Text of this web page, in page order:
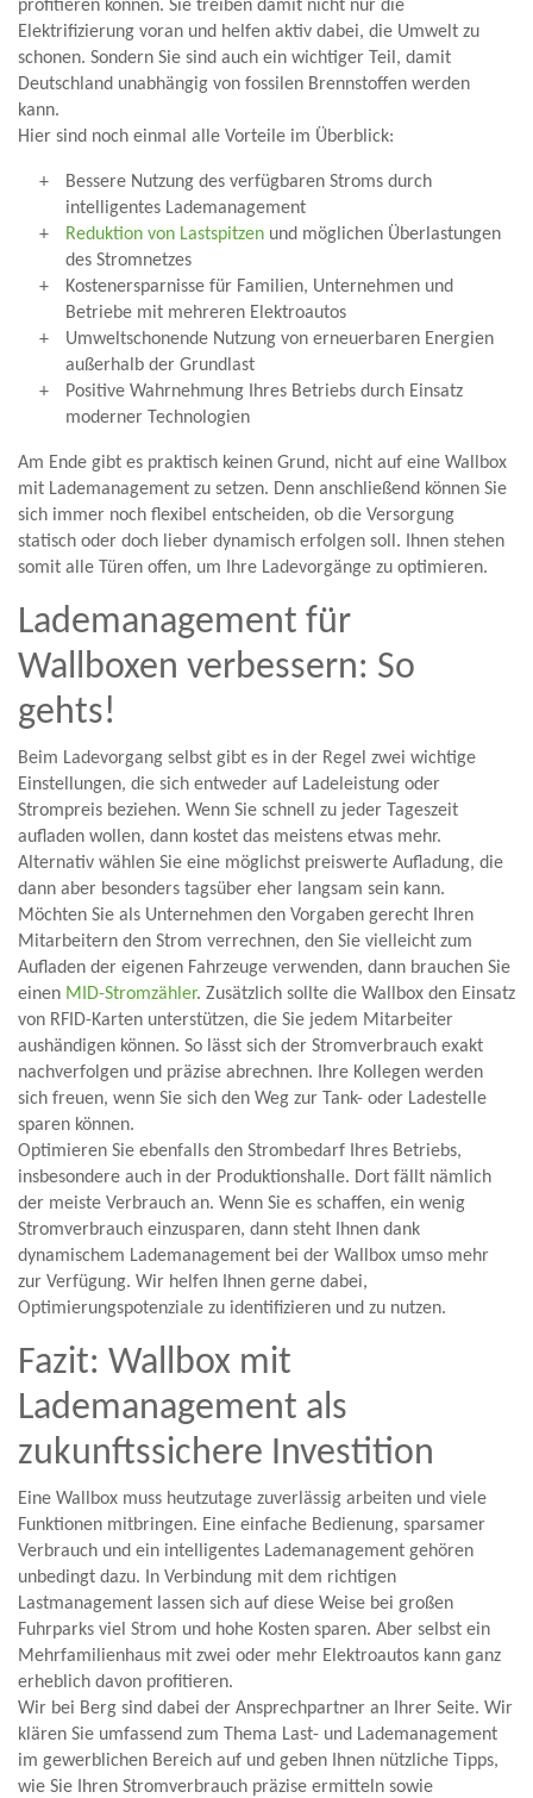
profitieren können. Sie treiben damit nicht nur die
Elektrifizierung voran und helfen aktiv dabei, die Umwelt zu
schonen. Sondern Sie sind auch ein wichtiger Teil, damit
Deutschland unabhängig von fossilen Brennstoffen werden
kann.
Hier sind noch einmal alle Vorteile im Überblick:
Bessere Nutzung des verfügbaren Stroms durch
intelligentes Lademanagement
Reduktion von Lastspitzen und möglichen Überlastungen
des Stromnetzes
Kostenersparnisse für Familien, Unternehmen und
Betriebe mit mehreren Elektroautos
Umweltschonende Nutzung von erneuerbaren Energien
außerhalb der Grundlast
Positive Wahrnehmung Ihres Betriebs durch Einsatz
moderner Technologien
Am Ende gibt es praktisch keinen Grund, nicht auf eine Wallbox
mit Lademanagement zu setzen. Denn anschließend können Sie
sich immer noch flexibel entscheiden, ob die Versorgung
statisch oder doch lieber dynamisch erfolgen soll. Ihnen stehen
somit alle Türen offen, um Ihre Ladevorgänge zu optimieren.
Lademanagement für
Wallboxen verbessern: So
gehts!
Beim Ladevorgang selbst gibt es in der Regel zwei wichtige
Einstellungen, die sich entweder auf Ladeleistung oder
Strompreis beziehen. Wenn Sie schnell zu jeder Tageszeit
aufladen wollen, dann kostet das meistens etwas mehr.
Alternativ wählen Sie eine möglichst preiswerte Aufladung, die
dann aber besonders tagsüber eher langsam sein kann.
Möchten Sie als Unternehmen den Vorgaben gerecht Ihren
Mitarbeitern den Strom verrechnen, den Sie vielleicht zum
Aufladen der eigenen Fahrzeuge verwenden, dann brauchen Sie
einen MID-Stromzähler. Zusätzlich sollte die Wallbox den Einsatz
von RFID-Karten unterstützen, die Sie jedem Mitarbeiter
aushändigen können. So lässt sich der Stromverbrauch exakt
nachverfolgen und präzise abrechnen. Ihre Kollegen werden
sich freuen, wenn Sie sich den Weg zur Tank- oder Ladestelle
sparen können.
Optimieren Sie ebenfalls den Strombedarf Ihres Betriebs,
insbesondere auch in der Produktionshalle. Dort fällt nämlich
der meiste Verbrauch an. Wenn Sie es schaffen, ein wenig
Stromverbrauch einzusparen, dann steht Ihnen dank
dynamischem Lademanagement bei der Wallbox umso mehr
zur Verfügung. Wir helfen Ihnen gerne dabei,
Optimierungspotenziale zu identifizieren und zu nutzen.
Fazit: Wallbox mit
Lademanagement als
zukunftssichere Investition
Eine Wallbox muss heutzutage zuverlässig arbeiten und viele
Funktionen mitbringen. Eine einfache Bedienung, sparsamer
Verbrauch und ein intelligentes Lademanagement gehören
unbedingt dazu. In Verbindung mit dem richtigen
Lastmanagement lassen sich auf diese Weise bei großen
Fuhrparks viel Strom und hohe Kosten sparen. Aber selbst ein
Mehrfamilienhaus mit zwei oder mehr Elektroautos kann ganz
erheblich davon profitieren.
Wir bei Berg sind dabei der Ansprechpartner an Ihrer Seite. Wir
klären Sie umfassend zum Thema Last- und Lademanagement
im gewerblichen Bereich auf und geben Ihnen nützliche Tipps,
wie Sie Ihren Stromverbrauch präzise ermitteln sowie